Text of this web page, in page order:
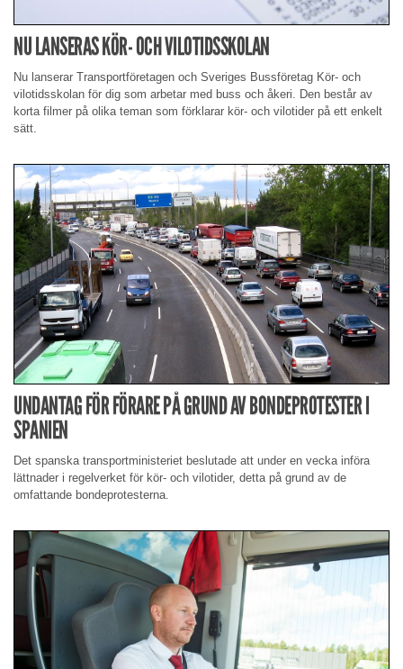
NU LANSERAS KÖR- OCH VILOTIDSSKOLAN
Nu lanserar Transportföretagen och Sveriges Bussföretag Kör- och
vilotidsskolan för dig som arbetar med buss och åkeri. Den består av
korta filmer på olika teman som förklarar kör- och vilotider på ett enkelt
sätt.
UNDANTAG FÖR FÖRARE PÅ GRUND AV BONDEPROTESTER I
SPANIEN
Det spanska transportministeriet beslutade att under en vecka införa
lättnader i regelverket för kör- och vilotider, detta på grund av de
omfattande bondeprotesterna.